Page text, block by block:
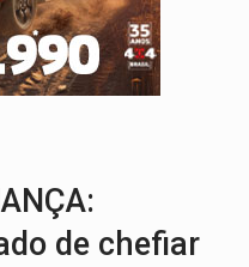
lança de portal e promove reflexão sobre trajetória da
Refis 2026 segue até o fim do ano para
de chefiar